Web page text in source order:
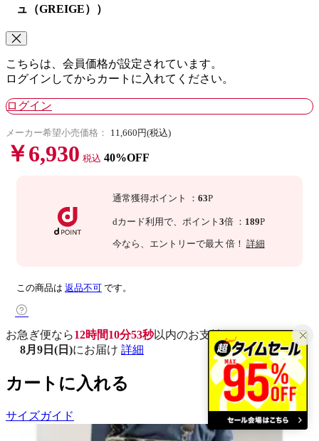
ュ（GREIGE））
こちらは、会員価格が設定されています。
ログインしてからカートに入れてください。
ログイン
メーカー希望小売価格： 11,660円(税込)
￥6,930 税込 40%OFF
通常獲得ポイント ： 63P
dカード利用で、 ポイント 3倍 ： 189P
今なら 、エントリーで最大 倍！ 詳細
この商品は 返品不可 です。
お急ぎ便なら12時間10分52秒以内のお支払いで
8月9日(日)にお届け 詳細
カートに入れる
サイズガイド